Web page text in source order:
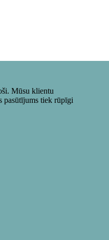
Mūsu klientu
pasūtījums tiek rūpīgi